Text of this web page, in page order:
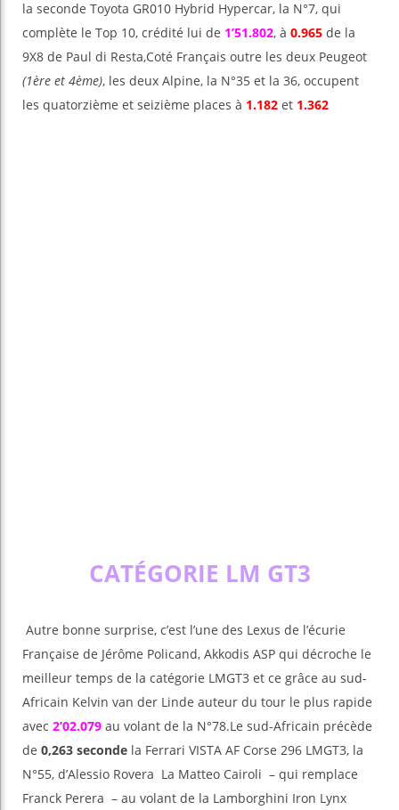
la seconde Toyota GR010 Hybrid Hypercar, la N°7, qui
complète le Top 10, crédité lui de 1’51.802, à 0.965 de la
9X8 de Paul di Resta,Coté Français outre les deux Peugeot
(1ère et 4ème), les deux Alpine, la N°35 et la 36, occupent
les quatorzième et seizième places à 1.182 et 1.362
CATÉGORIE LM GT3
Autre bonne surprise, c’est l’une des Lexus de l’écurie
Française de Jérôme Policand, Akkodis ASP qui décroche le
meilleur temps de la catégorie LMGT3 et ce grâce au sud-
Africain Kelvin van der Linde auteur du tour le plus rapide
avec 2’02.079 au volant de la N°78.Le sud-Africain précède
de 0,263 seconde la Ferrari VISTA AF Corse 296 LMGT3, la
N°55, d’Alessio Rovera La Matteo Cairoli – qui remplace
Franck Perera – au volant de la Lamborghini Iron Lynx